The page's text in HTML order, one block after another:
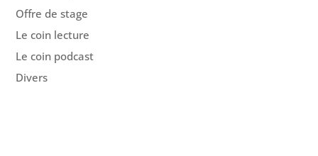
Offre de stage
Le coin lecture
Le coin podcast
Divers